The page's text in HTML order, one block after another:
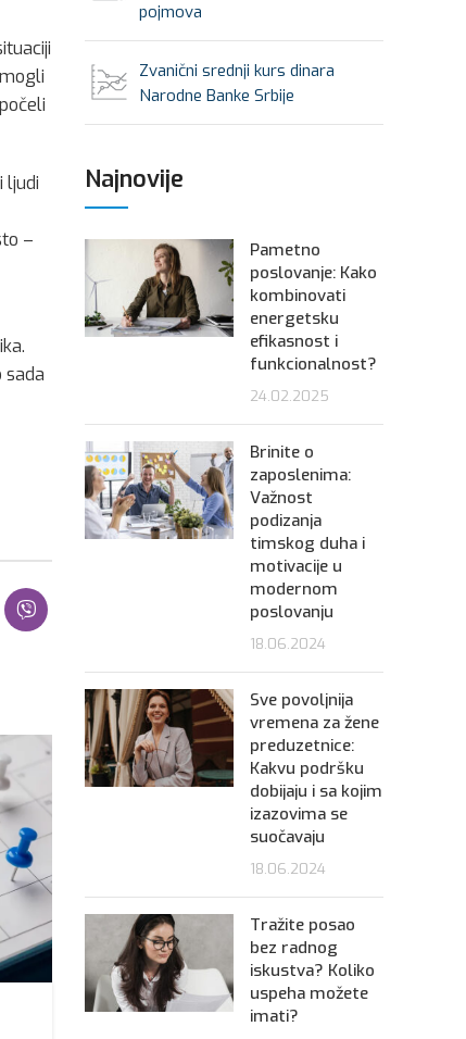
ljudi
–
sada
22.02.2023
VESTI IZ EKONOMIJE
Nova elektronska uverenja
pojmova
Zvanični srednji kurs dinara
Narodne Banke Srbije
Najnovije
Pametno
poslovanje: Kako
kombinovati
energetsku
efikasnost i
funkcionalnost?
24.02.2025
Brinite o
zaposlenima:
Važnost
podizanja
timskog duha i
motivacije u
modernom
poslovanju
18.06.2024
Sve povoljnija
vremena za žene
preduzetnice:
Kakvu podršku
dobijaju i sa kojim
izazovima se
suočavaju
18.06.2024
Tražite posao
bez radnog
iskustva? Koliko
uspeha možete
imati?